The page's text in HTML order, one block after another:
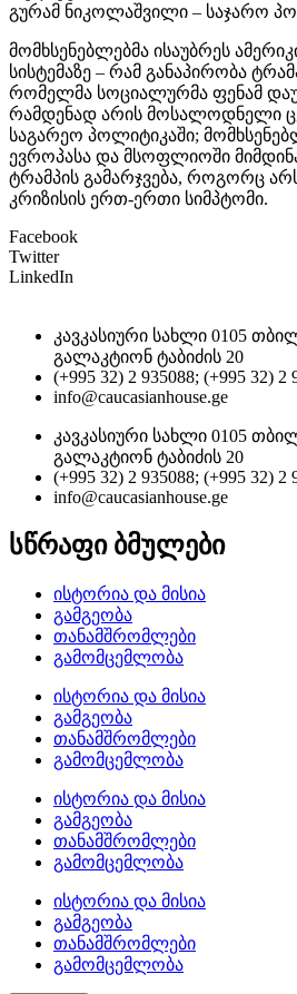
გურამ ნიკოლაშვილი – საჯარო
მომხსენებლებმა ისაუბრეს
სისტემაზე – რამ განაპირობა
რომელმა სოციალურმა ფენამ
რამდენად არის მოსალოდნელი
საგარეო პოლიტიკაში;
ევროპასა და მსოფლიოში
ტრამპის გამარჯვება, როგორც
კრიზისის ერთ-ერთი სიმპტომი.
Facebook
Twitter
LinkedIn
კავკასიური სახლი 0105
გალაკტიონ ტაბიძის 20
(+995 32) 2 935088; (+995 32) 2
info@caucasianhouse.ge
კავკასიური სახლი 0105
გალაკტიონ ტაბიძის 20
(+995 32) 2 935088; (+995 32) 2
info@caucasianhouse.ge
სწრაფი ბმულები
ისტორია და მისია
გამგეობა
თანამშრომლები
გამომცემლობა
ისტორია და მისია
გამგეობა
თანამშრომლები
გამომცემლობა
ისტორია და მისია
გამგეობა
თანამშრომლები
გამომცემლობა
ისტორია და მისია
გამგეობა
თანამშრომლები
გამომცემლობა